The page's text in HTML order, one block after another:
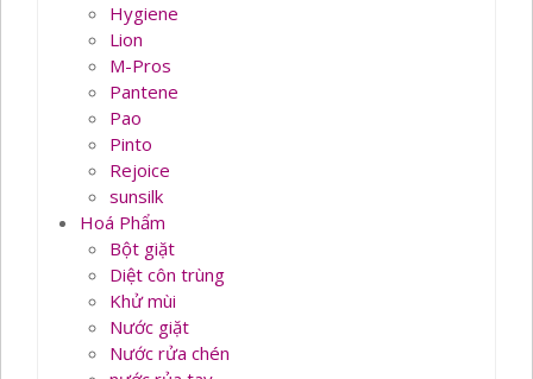
Hygiene
Lion
M-Pros
Pantene
Pao
Pinto
Rejoice
sunsilk
Hoá Phẩm
Bột giặt
Diệt côn trùng
Khử mùi
Nước giặt
Nước rửa chén